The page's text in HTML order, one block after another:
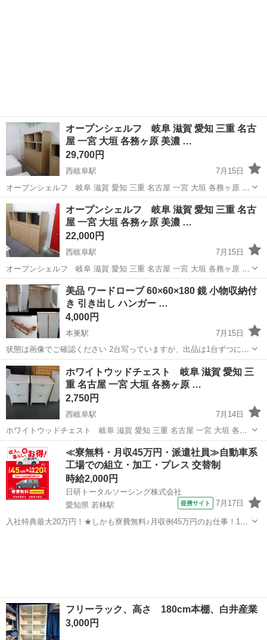
オープンシェルフ 岐阜 滋賀 愛知 三重 名古
屋 一宮 大垣 各務ヶ原 美濃 …
29,700円
西岐阜駅
7月15日
オープンシェルフ 岐阜 滋賀 愛知 三重 名古屋 一宮 大垣 各務ヶ原 美
濃 関 多治見 土岐 稲沢 高年式揃い 厳選仕入れの美品揃い 高年式の
美品が低価格 日曜 祝日 休 月曜～金曜 10：00～17:0...
岐阜 岐阜市 西岐阜駅 収納家具 オープンシェルフ
オープンシェルフ 岐阜 滋賀 愛知 三重 名古
屋 一宮 大垣 各務ヶ原 美濃 …
22,000円
西岐阜駅
7月15日
オープンシェルフ 岐阜 滋賀 愛知 三重 名古屋 一宮 大垣 各務ヶ原 美
濃 関 多治見 土岐 稲沢 高年式揃い 厳選仕入れの美品揃い 高年式の
美品が低価格 日曜 祝日 休 月曜～金曜 10：00～17:0...
岐阜 岐阜市 西岐阜駅 収納家具 オープンシェルフ
美品 ワードローブ 60×60×180 鏡 小物収納付
き 引き出し ハンガー …
4,000円
本巣駅
7月15日
状態は画像でご確認ください 2台写っていますが、出品は1台ずつにな
ります。 2つまとめてご希望の際は、少しお安く8000円でお譲りさせ
て頂きます 細かな点が一切気にならない方宜しくお願い致します。
岐阜 岐阜市 本巣駅 収納家具 ワードローブ
ホワイトウッドチェスト 岐阜 滋賀 愛知 三
重 名古屋 一宮 大垣 各務ヶ原 …
2,750円
西岐阜駅
7月14日
ホワイトウッドチェスト 岐阜 滋賀 愛知 三重 名古屋 一宮 大垣 各務
ヶ原 美濃 関 多治見 土岐 稲沢 高年式揃い 厳選仕入れの美品揃い
高年式の美品が低価格 日曜 祝日 休 月曜～金曜 10：00～1...
岐阜 岐阜市 西岐阜駅 収納家具 ホワイトウッド
≪寮無料・月収45万円・派遣社員≫自動車系
工場での組立・加工・プレス 交替制
時給2,000円
日研トータルソーシング株式会社
愛知県 若林駅
提携サイト 7月17日
入社特典最大20万円！★しかも寮費無料♪月収例45万円のお仕事！1年
フリーラック、高さ 180cm本棚、白井産業
3,000円